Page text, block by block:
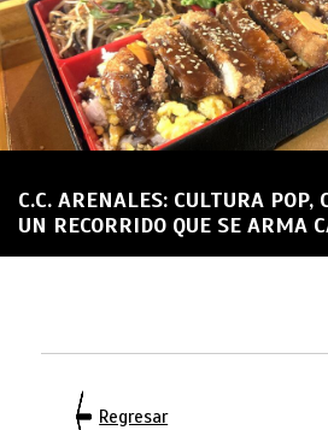
C.C. ARENALES: CULTURA POP,
UN RECORRIDO QUE SE ARMA
Regresar